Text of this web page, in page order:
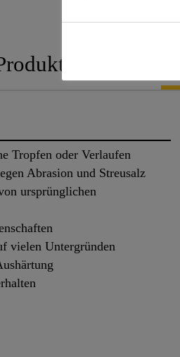
Tropfen oder Verlaufen
Abrasion und Streusalz
ursprünglichen
vielen Untergründen